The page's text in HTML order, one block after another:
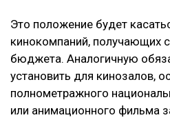
Это положение будет
кинокомпаний, получающих
бюджета. Аналогичную
установить для кинозалов,
полнометражного
или анимационного фильма